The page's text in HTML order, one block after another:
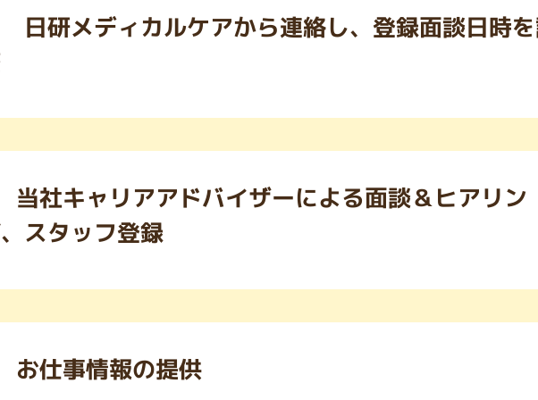
日研メディカルケアから連絡し、登録面談日時
当社キャリアアドバイザーによる面談＆ヒアリン
スタッフ登録
お仕事情報の提供